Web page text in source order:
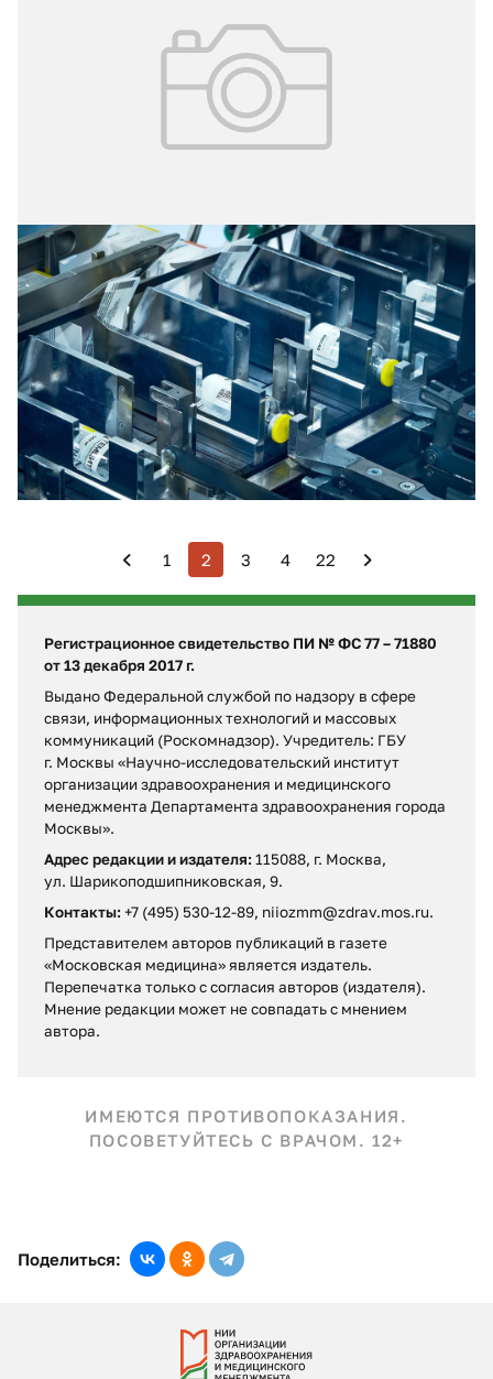
16.03.2026 № 9 (407)
Новые вершины московской
фармацевтики
Столичное фармпредприятие произвело более 6
миллионов упаковок лекарств для лечения
онкологических и аутоиммунных заболеваний.
1 2 3 4 22
Регистрационное свидетельство ПИ № ФС 77 – 71880
от 13 декабря 2017 г.
Выдано Федеральной службой по надзору в сфере
связи, информационных технологий и массовых
коммуникаций (Роскомнадзор). Учредитель: ГБУ
г. Москвы «Научно-исследовательский институт
организации здравоохранения и медицинского
менеджмента Департамента здравоохранения города
Москвы».
Адрес редакции и издателя: 115088, г. Москва,
ул. Шарикоподшипниковская, 9.
Контакты: +7 (495) 530-12-89, niiozmm@zdrav.mos.ru.
Представителем авторов публикаций в газете
«Московская медицина» является издатель.
Перепечатка только с согласия авторов (издателя).
Мнение редакции может не совпадать c мнением
автора.
ИМЕЮТСЯ ПРОТИВОПОКАЗАНИЯ.
ПОСОВЕТУЙТЕСЬ С ВРАЧОМ. 12+
Поделиться: